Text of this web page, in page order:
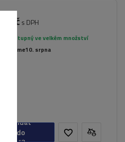
Kč s DPH
dostupný ve velkém množství
zašleme10. srpna
Přidat
do